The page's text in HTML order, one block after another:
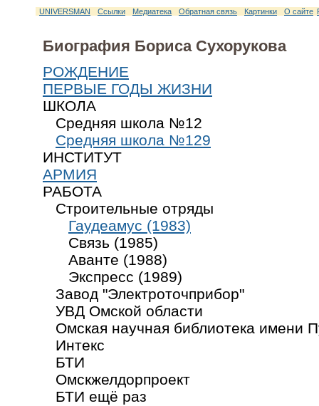
UNIVERSMAN Ссылки Медиатека Обратная связь Картинки О сайте
Биография Бориса Сухорукова
РОЖДЕНИЕ
ПЕРВЫЕ ГОДЫ ЖИЗНИ
ШКОЛА
Средняя школа №12
Средняя школа №129
ИНСТИТУТ
АРМИЯ
РАБОТА
Строительные отряды
Гаудеамус (1983)
Связь (1985)
Аванте (1988)
Экспресс (1989)
Завод "Электроточприбор"
УВД Омской области
Омская научная библиотека имени
Интекс
БТИ
Омскжелдорпроект
БТИ ещё раз